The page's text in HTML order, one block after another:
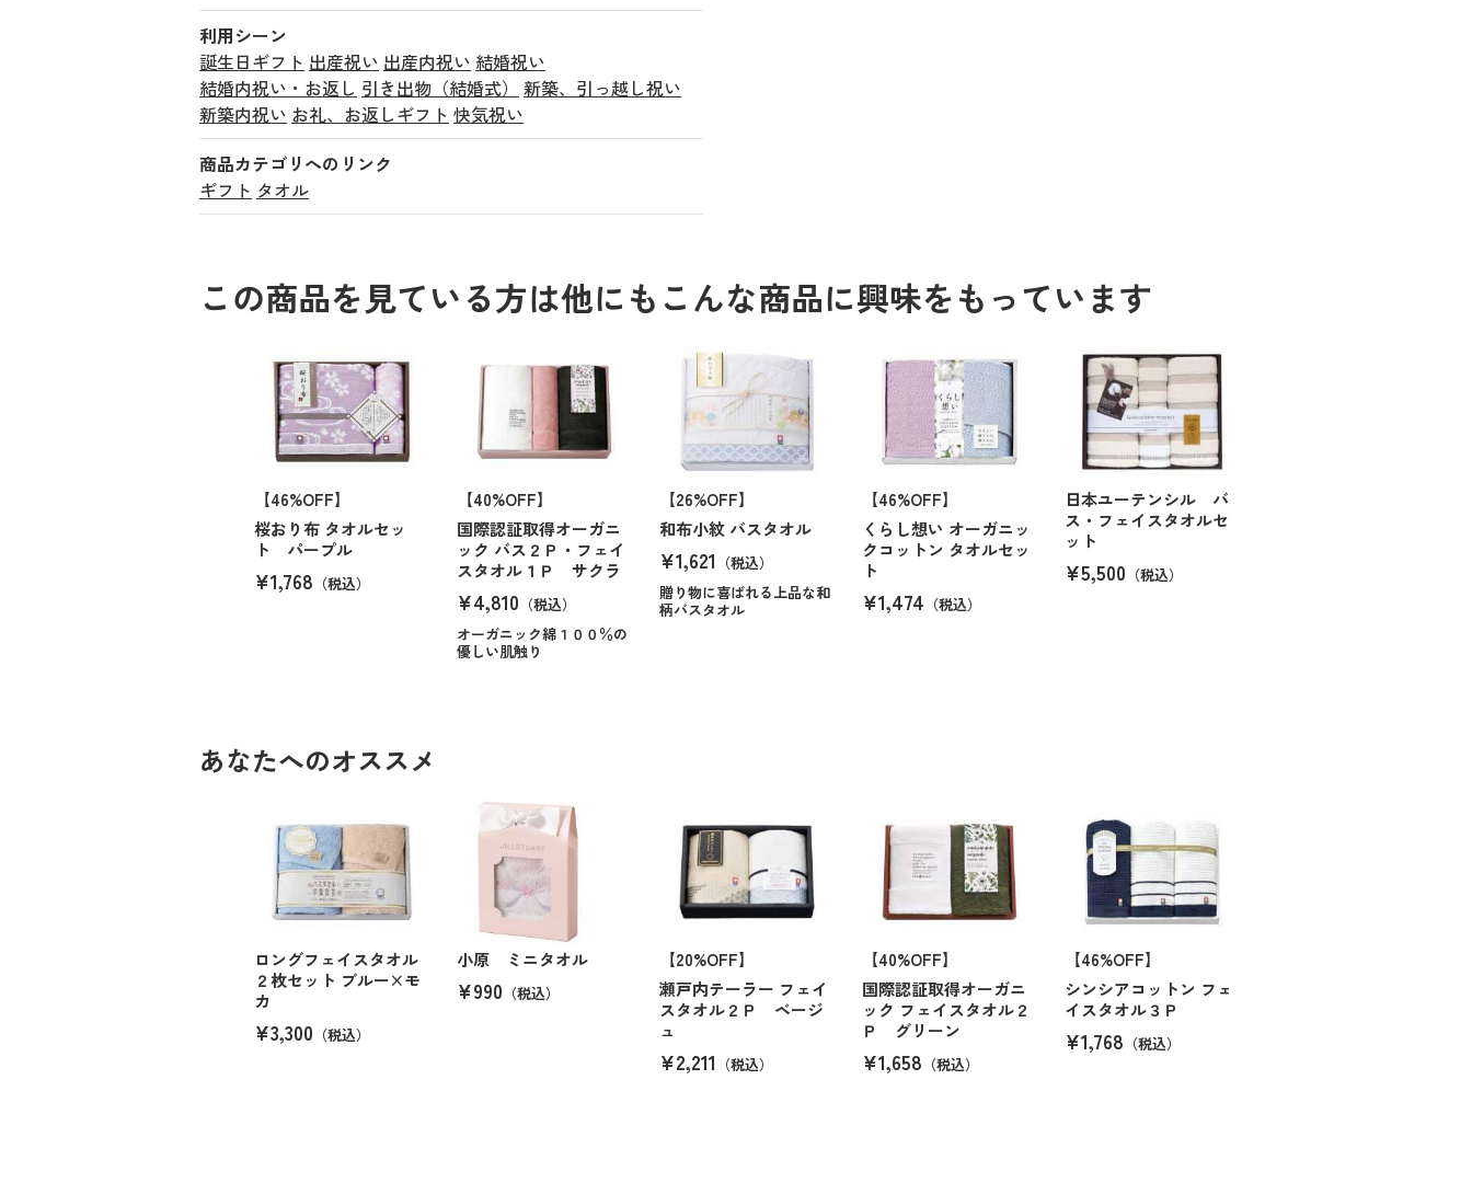
利用シーン
誕生日ギフト 出産祝い 出産内祝い 結婚祝い
結婚内祝い・お返し 引き出物（結婚式）
新築、引っ越し祝い
新築内祝い お礼、お返しギフト 快気祝い
商品カテゴリへのリンク
ギフト タオル
この商品を見ている方は他にもこんな商品に興味をもっています
【46%OFF】
桜おり布 タオルセッ
ト パープル
¥1,768 （税込）
【40%OFF】
国際認証取得オーガニ
ック バス２Ｐ・フェイ
スタオル１Ｐ サクラ
¥4,810 （税込）
オーガニック綿１００％の
優しい肌触り
【26%OFF】
和布小紋 バスタオル
¥1,621 （税込）
贈り物に喜ばれる上品な和
柄バスタオル
【46%OFF】
くらし想い オーガニッ
クコットン タオルセッ
ト
¥1,474 （税込）
日本ユーテンシル バ
ス・フェイスタオルセ
ット
¥5,500 （税込）
あなたへのオススメ
ロングフェイスタオル
２枚セット ブルー×モ
カ
¥3,300 （税込）
小原 ミニタオル
¥990 （税込）
【20%OFF】
瀬戸内テーラー フェイ
スタオル２Ｐ ベージ
ュ
¥2,211 （税込）
【40%OFF】
国際認証取得オーガニ
ック フェイスタオル２
Ｐ グリーン
¥1,658 （税込）
【46%OFF】
シンシアコットン フェ
イスタオル３Ｐ
¥1,768 （税込）